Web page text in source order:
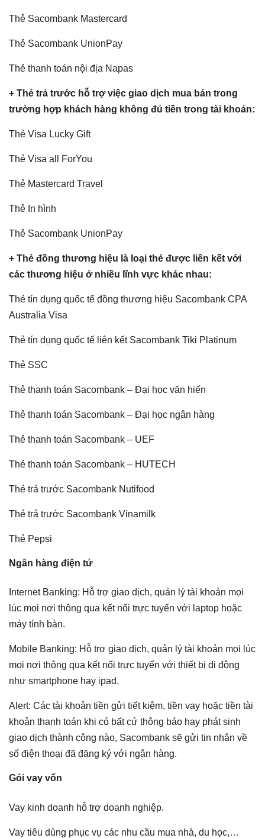
Thẻ Sacombank Mastercard
Thẻ Sacombank UnionPay
Thẻ thanh toán nội địa Napas
+ Thẻ trả trước hỗ trợ việc giao dịch mua bán trong
trường hợp khách hàng không đủ tiền trong tài khoản:
Thẻ Visa Lucky Gift
Thẻ Visa all ForYou
Thẻ Mastercard Travel
Thẻ In hình
Thẻ Sacombank UnionPay
+ Thẻ đồng thương hiệu là loại thẻ được liên kết với
các thương hiệu ở nhiều lĩnh vực khác nhau:
Thẻ tín dụng quốc tế đồng thương hiệu Sacombank CPA
Australia Visa
Thẻ tín dụng quốc tế liên kết Sacombank Tiki Platinum
Thẻ SSC
Thẻ thanh toán Sacombank – Đại học văn hiến
Thẻ thanh toán Sacombank – Đại học ngân hàng
Thẻ thanh toán Sacombank – UEF
Thẻ thanh toán Sacombank – HUTECH
Thẻ trả trước Sacombank Nutifood
Thẻ trả trước Sacombank Vinamilk
Thẻ Pepsi
Ngân hàng điện tử
Internet Banking: Hỗ trợ giao dịch, quản lý tài khoản mọi
lúc mọi nơi thông qua kết nối trực tuyến với laptop hoặc
máy tính bàn.
Mobile Banking: Hỗ trợ giao dịch, quản lý tài khoản mọi lúc
mọi nơi thông qua kết nối trực tuyến với thiết bị di động
như smartphone hay ipad.
Alert: Các tài khoản tiền gửi tiết kiệm, tiền vay hoặc tiền tài
khoản thanh toán khi có bất cứ thông báo hay phát sinh
giao dịch thành công nào, Sacombank sẽ gửi tin nhắn về
số điện thoại đã đăng ký với ngân hàng.
Gói vay vốn
Vay kinh doanh hỗ trợ doanh nghiệp.
Vay tiêu dùng phục vụ các nhu cầu mua nhà, du học,…